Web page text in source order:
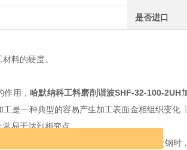
是否进口
料的硬度。
作用，哈默纳科工料磨削谐波SHF-32-100-2UH
是一种典型的容易产生加工表面金相组织变
易于达到相变点。
料、砂轮性能及冷却条件等。当磨削淬火钢